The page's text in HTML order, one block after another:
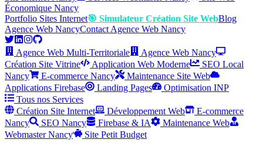
Économique Nancy
Portfolio Sites Internet🎯 Simulateur Création Site WebBlog
Agence Web NancyContact Agence Web Nancy
Agence Web Multi-Territoriale
Agence Web Nancy
Création Site Vitrine
Application Web Moderne
SEO Local
Nancy
E-commerce Nancy
Maintenance Site Web
Applications Firebase
Landing Pages
Optimisation INP
Tous nos Services
Création Site Internet
Développement Web
E-commerce
Nancy
SEO Nancy Firebase & IA
Maintenance Web
Webmaster Nancy
Site Petit Budget